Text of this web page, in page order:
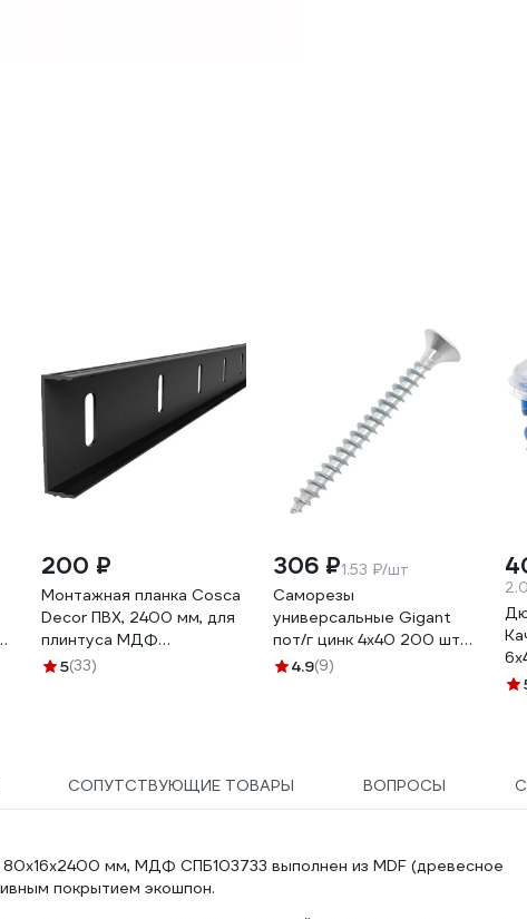
200 ₽
Монтажная планка Cosca
Decor ПВХ, 2400 мм, для
плинтуса МДФ
СПБ075515
5(33)
306 ₽1.53 ₽/шт
Саморезы
универсальные Gigant
пот/г цинк 4x40 200 шт
123830
4.9(9)
КЧ
СОПУТСТВУЮЩИЕ ТОВАРЫ ВОПРОСЫ
80x16x2400 мм, МДФ СПБ103733 выполнен из MDF (древесное
покрытием экошпон.